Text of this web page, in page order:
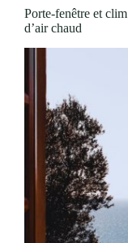
Porte-fenêtre et
d’air chaud